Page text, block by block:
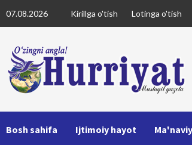
to
07.08.2026 Kirillga o'tish Lotinga o'tish
Bosh sahifa Ijtimoiy hayot